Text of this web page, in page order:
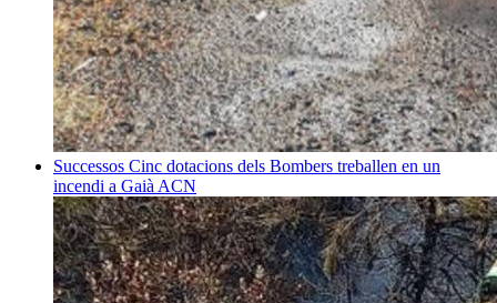
Successos Cinc dotacions dels Bombers treballen en un
incendi a Gaià ACN